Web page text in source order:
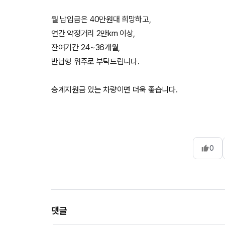
월 납입금은 40만원대 희망하고,
연간 약정거리 2만km 이상,
잔여기간 24~36개월,
반납형 위주로 부탁드립니다.
승계지원금 있는 차량이면 더욱 좋습니다.
0
댓글